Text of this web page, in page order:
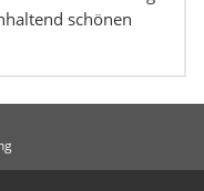
schönen